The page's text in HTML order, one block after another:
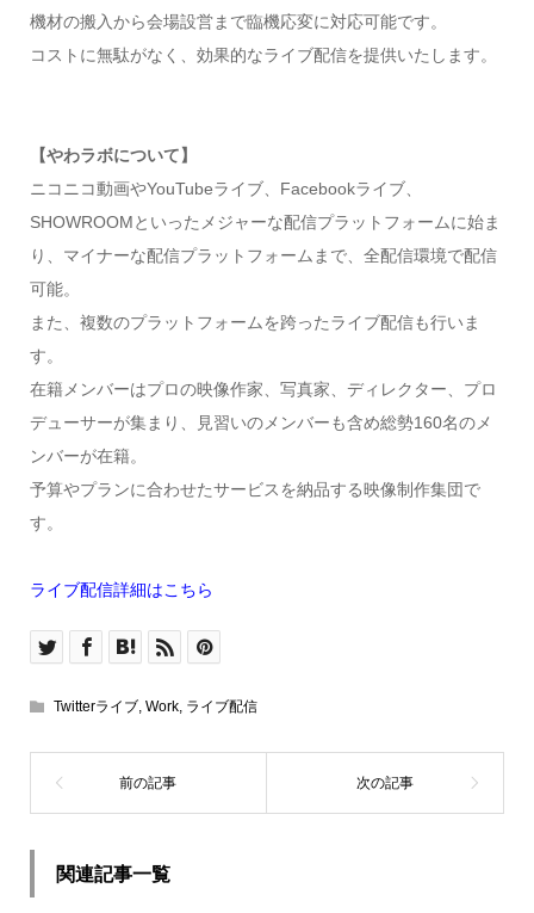
機材の搬入から会場設営まで臨機応変に対応可能です。
コストに無駄がなく、効果的なライブ配信を提供いたします。
【やわラボについて】
ニコニコ動画やYouTubeライブ、Facebookライブ、
SHOWROOMといったメジャーな配信プラットフォームに始ま
り、マイナーな配信プラットフォームまで、全配信環境で配信
可能。
また、複数のプラットフォームを跨ったライブ配信も行いま
す。
在籍メンバーはプロの映像作家、写真家、ディレクター、プロ
デューサーが集まり、見習いのメンバーも含め総勢160名のメ
ンバーが在籍。
予算やプランに合わせたサービスを納品する映像制作集団で
す。
ライブ配信詳細はこちら
Twitterライブ, Work, ライブ配信
関連記事一覧